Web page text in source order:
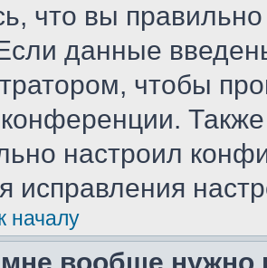
что вы
данные
чтобы
конференции.
настроил
исправления
началу